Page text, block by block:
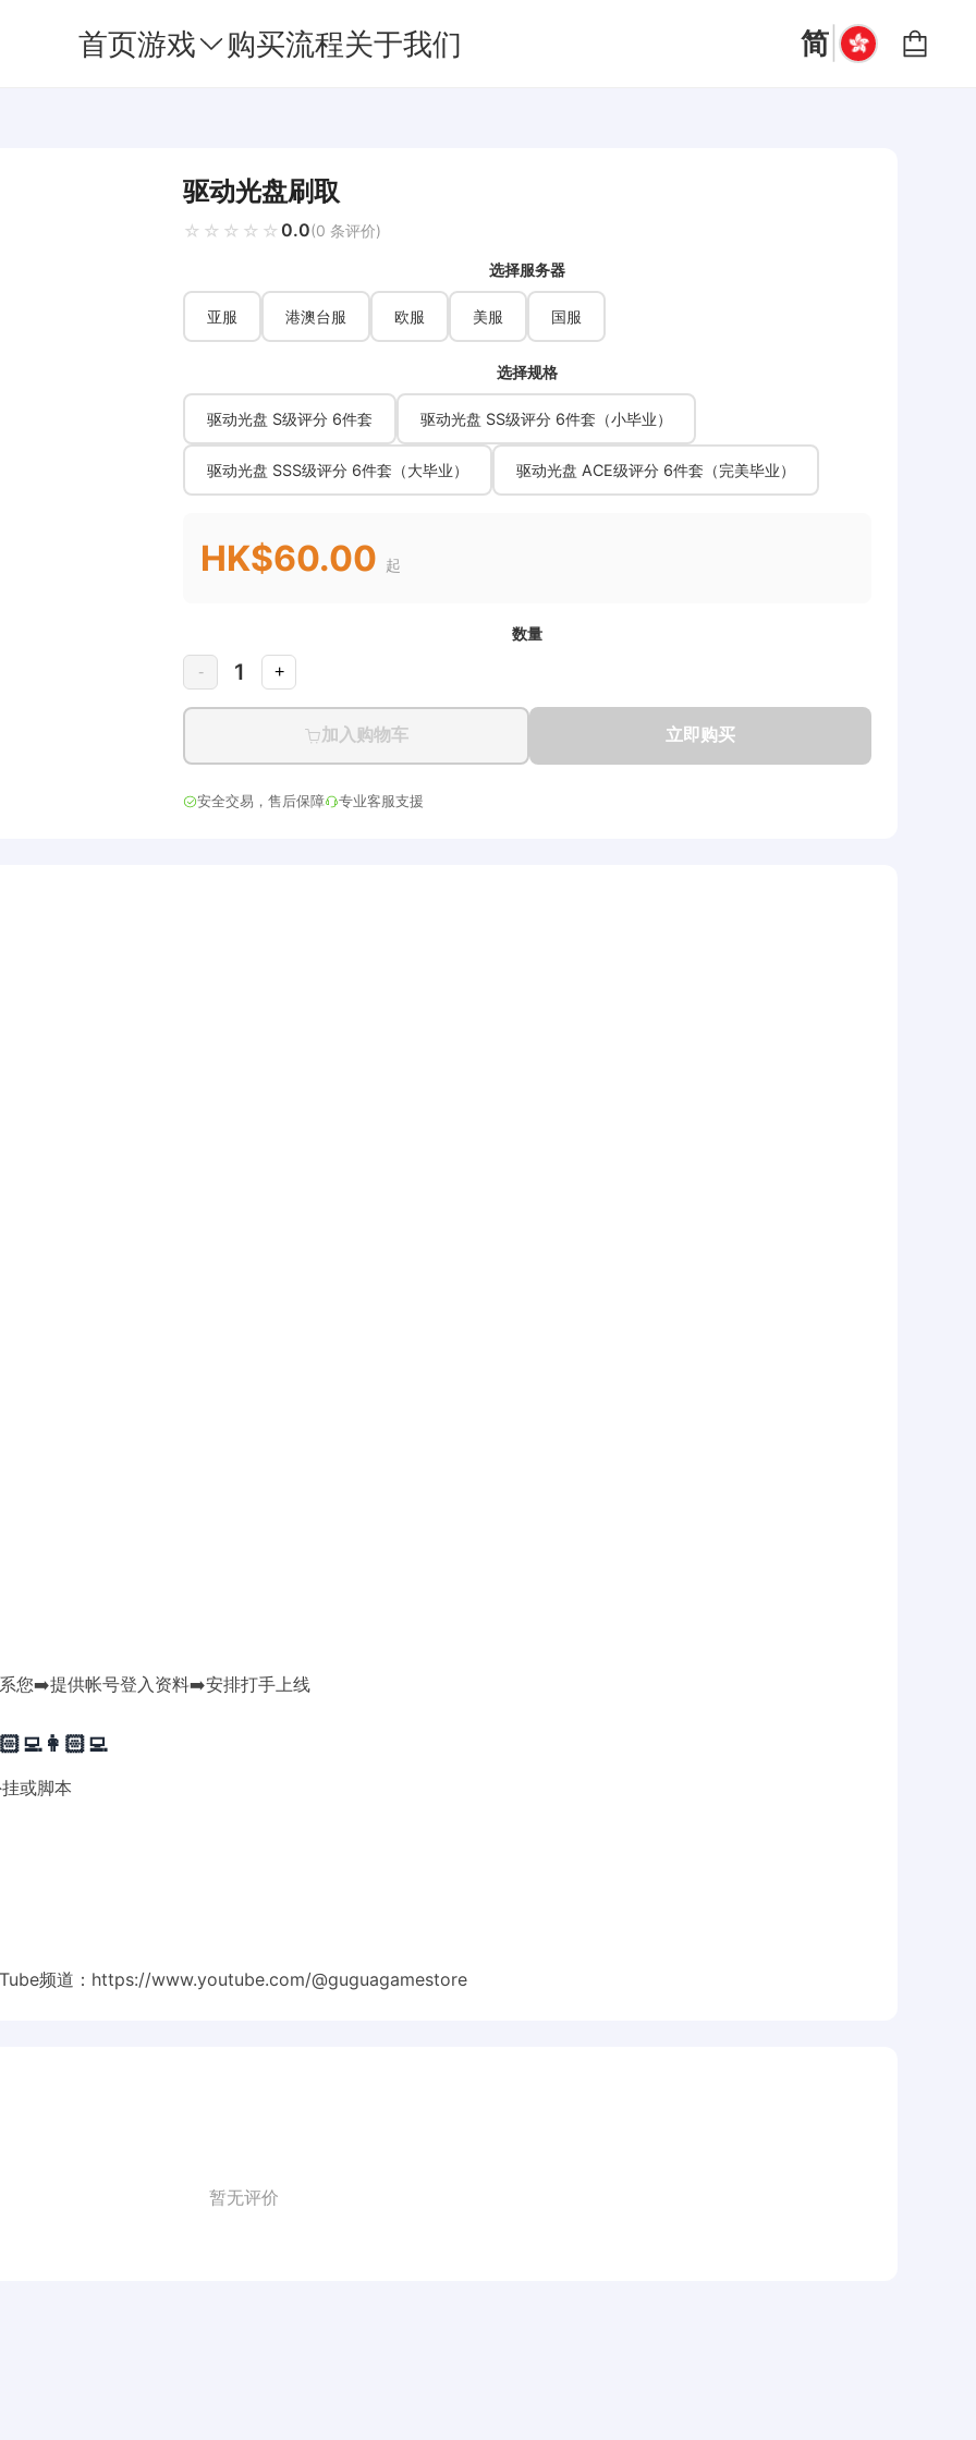
首页游戏 购买流程关于我们 简 |
驱动光盘刷取
☆☆☆☆☆
★★★★★ 0.0(0 条评价)
选择服务器
亚服 港澳台服 欧服 美服 国服
选择规格
驱动光盘 S级评分 6件套 驱动光盘 SS级评分 6件套（小毕业）
驱动光盘 SSS级评分 6件套（大毕业） 驱动光盘 ACE级评分 6件套（完美毕业）
HK$60.00 起
数量
- 1 +
加入购物车 立即购买
安全交易，售后保障 专业客服支援
➡️提供帐号登入资料➡️安排打手上线
或脚本
频道： https://www.youtube.com/@guguagamestore
暂无评价